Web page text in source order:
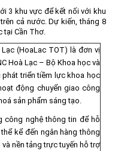
3 khu vực để kết nối với khu
cả nước. Dự kiến, tháng 8
tại Cần Thơ.
(HoaLac TOT) là đơn vị
Hoà Lạc – Bộ Khoa học và
triển tiềm lực khoa học
động chuyển giao công
sản phẩm sáng tạo.
công nghệ thông tin để hỗ
kể đến ngân hàng thông
nền tảng trực tuyến hỗ trợ